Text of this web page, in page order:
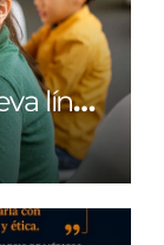
línea